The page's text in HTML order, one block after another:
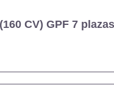
CV) GPF 7